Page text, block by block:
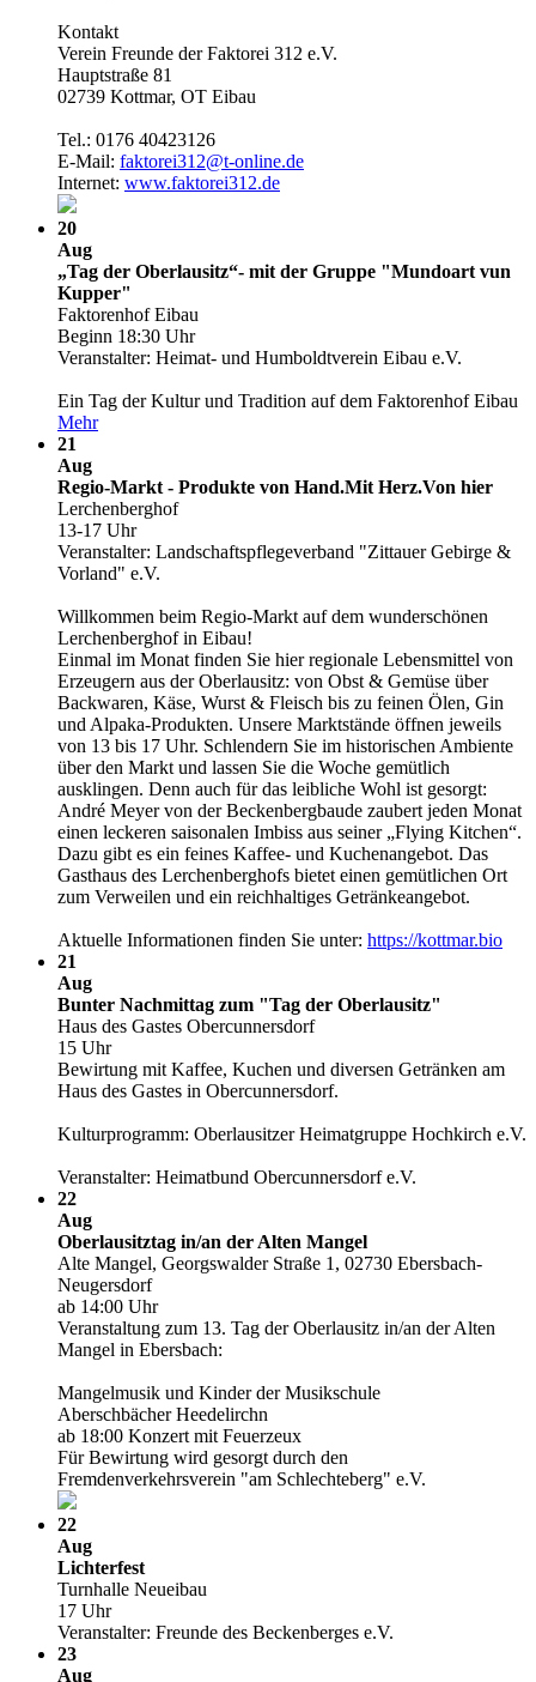
Kontakt
Verein Freunde der Faktorei 312 e.V.
Hauptstraße 81
02739 Kottmar, OT Eibau
Tel.: 0176 40423126
E-Mail: faktorei312@t-online.de
Internet: www.faktorei312.de
20
Aug
„Tag der Oberlausitz“- mit der Gruppe "Mundoart vun
Kupper"
Faktorenhof Eibau
Beginn 18:30 Uhr
Veranstalter: Heimat- und Humboldtverein Eibau e.V.
Ein Tag der Kultur und Tradition auf dem Faktorenhof Eibau
Mehr
21
Aug
Regio-Markt - Produkte von Hand.Mit Herz.Von hier
Lerchenberghof
13-17 Uhr
Veranstalter: Landschaftspflegeverband "Zittauer Gebirge &
Vorland" e.V.
Willkommen beim Regio-Markt auf dem wunderschönen
Lerchenberghof in Eibau!
Einmal im Monat finden Sie hier regionale Lebensmittel von
Erzeugern aus der Oberlausitz: von Obst & Gemüse über
Backwaren, Käse, Wurst & Fleisch bis zu feinen Ölen, Gin
und Alpaka-Produkten. Unsere Marktstände öffnen jeweils
von 13 bis 17 Uhr. Schlendern Sie im historischen Ambiente
über den Markt und lassen Sie die Woche gemütlich
ausklingen. Denn auch für das leibliche Wohl ist gesorgt:
André Meyer von der Beckenbergbaude zaubert jeden Monat
einen leckeren saisonalen Imbiss aus seiner „Flying Kitchen“.
Dazu gibt es ein feines Kaffee- und Kuchenangebot. Das
Gasthaus des Lerchenberghofs bietet einen gemütlichen Ort
zum Verweilen und ein reichhaltiges Getränkeangebot.
Aktuelle Informationen finden Sie unter: https:/​­/​­kottmar.bio
21
Aug
Bunter Nachmittag zum "Tag der Oberlausitz"
Haus des Gastes Obercunnersdorf
15 Uhr
Bewirtung mit Kaffee, Kuchen und diversen Getränken am
Haus des Gastes in Obercunnersdorf.
Kulturprogramm: Oberlausitzer Heimatgruppe Hochkirch e.V.
Veranstalter: Heimatbund Obercunnersdorf e.V.
22
Aug
Oberlausitztag in/­an der Alten Mangel
Alte Mangel, Georgswalder Straße 1, 02730 Ebersbach-
Neugersdorf
ab 14:00 Uhr
Veranstaltung zum 13. Tag der Oberlausitz in/­an der Alten
Mangel in Ebersbach:
Mangelmusik und Kinder der Musikschule
Aberschbächer Heedelirchn
ab 18:00 Konzert mit Feuerzeux
Für Bewirtung wird gesorgt durch den
Fremdenverkehrsverein "am Schlechteberg" e.V.
22
Aug
Lichterfest
Turnhalle Neueibau
17 Uhr
Veranstalter: Freunde des Beckenberges e.V.
23
Aug